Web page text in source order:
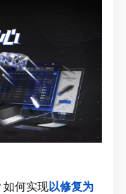
如何实现以修复为